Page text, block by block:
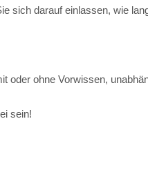
sich darauf einlassen, wie
oder ohne Vorwissen,
sein!